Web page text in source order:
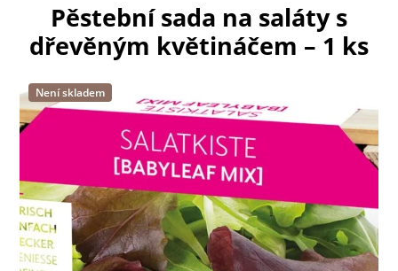
Pěstební sada na saláty s
dřevěným květináčem – 1 ks
Není skladem